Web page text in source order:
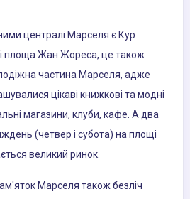
централі Марселя є Кур
площа Жан Жореса, це також
частина Марселя, адже
цікаві книжкові та модні
магазини, клуби, кафе. А два
(четвер і субота) на площі
великий ринок.
Марселя також безліч